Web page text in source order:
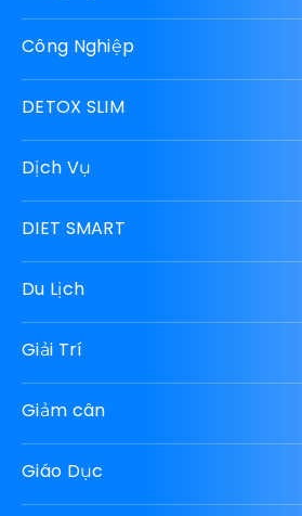
Công Nghiệp
DETOX SLIM
Dịch Vụ
DIET SMART
Du Lịch
Giải Trí
Giảm cân
Giáo Dục